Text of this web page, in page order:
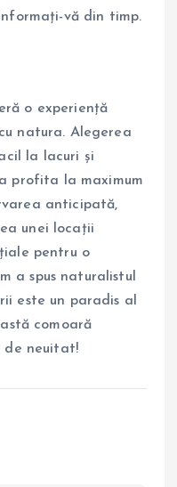
vă din timp.
o experiență
natura. Alegerea
la lacuri și
profita la maximum
anticipată,
unei locații
pentru o
a spus naturalistul
este un paradis al
comoară
de neuitat!